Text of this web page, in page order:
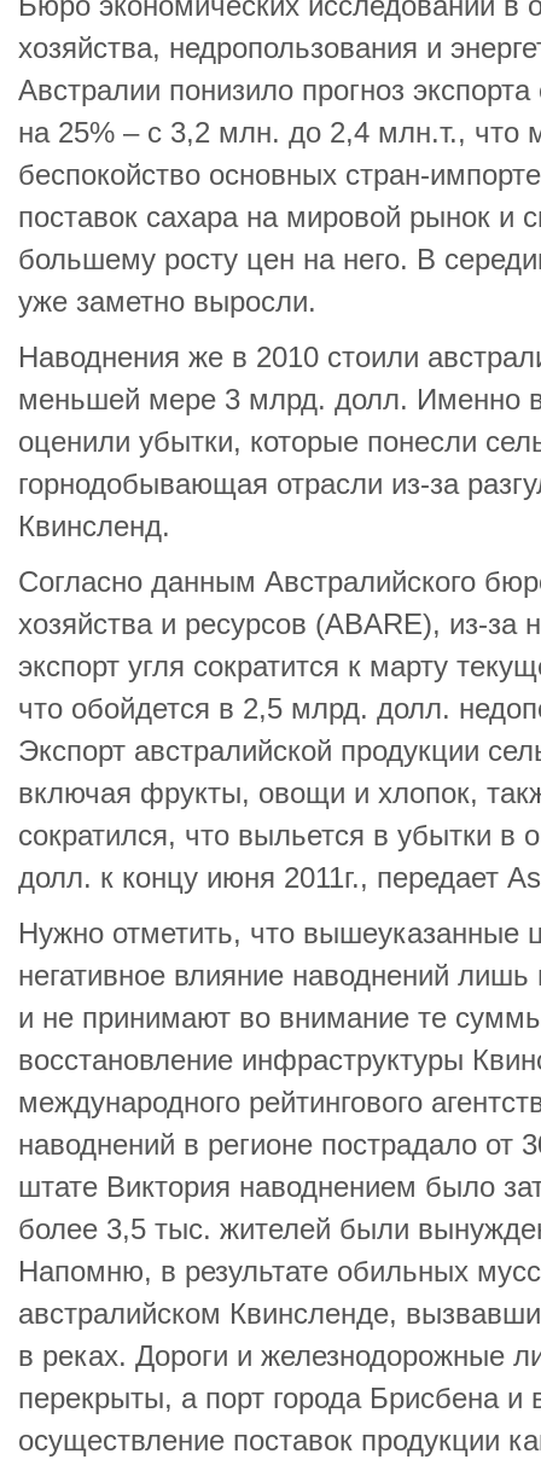
хозяйства, недропользования и
Австралии понизило прогноз
на 25% – с 3,2 млн. до 2,4 млн.т., что
беспокойство основных стран-
поставок сахара на мировой рынок и
большему росту цен на него. В
уже заметно выросли.
Наводнения же в 2010 стоили
меньшей мере 3 млрд. долл. Именно
оценили убытки, которые понесли
горнодобывающая отрасли из-за
Квинсленд.
Согласно данным Австралийского
хозяйства и ресурсов (ABARE), из-за
экспорт угля сократится к марту
что обойдется в 2,5 млрд. долл.
Экспорт австралийской продукции
включая фрукты, овощи и хлопок,
сократился, что выльется в убытки
долл. к концу июня 2011г., передает
Нужно отметить, что вышеуказанные
негативное влияние наводнений лишь
и не принимают во внимание те
восстановление инфраструктуры
международного рейтингового
наводнений в регионе пострадало от
штате Виктория наводнением было
более 3,5 тыс. жителей были
Напомню, в результате обильных
австралийском Квинсленде,
в реках. Дороги и железнодорожные
перекрыты, а порт города Брисбена и
осуществление поставок продукции